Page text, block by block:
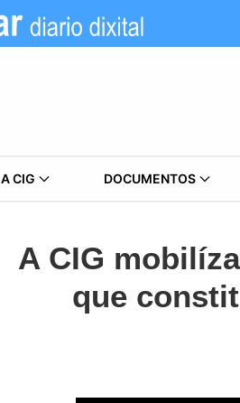
A CIG DOCUMENTOS
A CIG
que